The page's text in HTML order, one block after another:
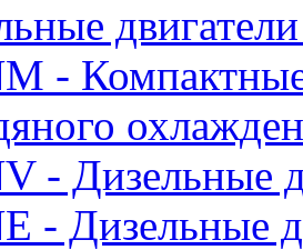
-
- Дизельные
- Дизельные